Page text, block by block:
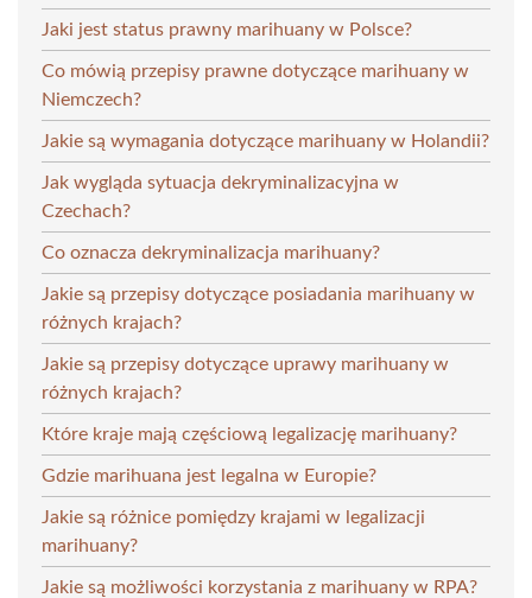
Jaki jest status prawny marihuany w Polsce?
Co mówią przepisy prawne dotyczące marihuany w
Niemczech?
Jakie są wymagania dotyczące marihuany w Holandii?
Jak wygląda sytuacja dekryminalizacyjna w
Czechach?
Co oznacza dekryminalizacja marihuany?
Jakie są przepisy dotyczące posiadania marihuany w
różnych krajach?
Jakie są przepisy dotyczące uprawy marihuany w
różnych krajach?
Które kraje mają częściową legalizację marihuany?
Gdzie marihuana jest legalna w Europie?
Jakie są różnice pomiędzy krajami w legalizacji
marihuany?
Jakie są możliwości korzystania z marihuany w RPA?